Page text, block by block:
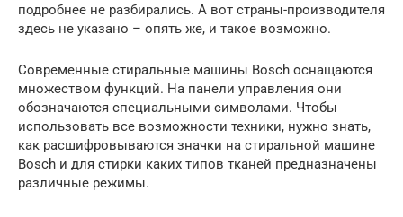
подробнее не разбирались. А вот страны-производителя
здесь не указано – опять же, и такое возможно.
Современные стиральные машины Bosch оснащаются
множеством функций. На панели управления они
обозначаются специальными символами. Чтобы
использовать все возможности техники, нужно знать,
как расшифровываются значки на стиральной машине
Bosch и для стирки каких типов тканей предназначены
различные режимы.